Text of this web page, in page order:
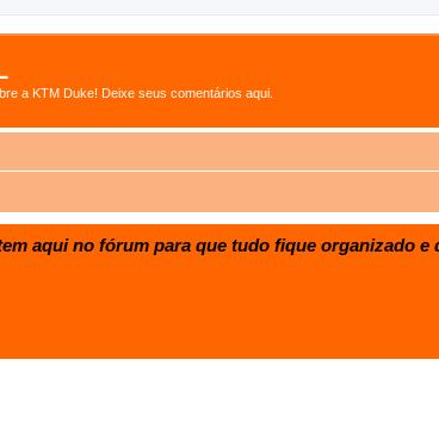
a KTM Duke! Deixe seus comentários aqui.
aqui no fórum para que tudo fique organizado e